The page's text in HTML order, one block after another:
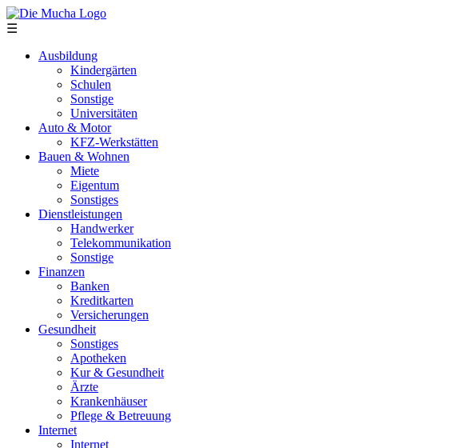
Direkt zum Inhalt
☰
Ausbildung
Kindergärten
Schulen
Sonstige
Universitäten
Auto & Motor
KFZ-Werkstätten
Bauen & Wohnen
Miete
Eigentum
Sonstiges
Dienstleistungen
Handwerker
Telekommunikation
Sonstige
Finanzen
Banken
Kreditkarten
Versicherungen
Gesundheit
Sonstiges
Apotheken
Kur & Gesundheit
Ärzte
Krankenhäuser
Pflege & Betreuung
Internet
Internet